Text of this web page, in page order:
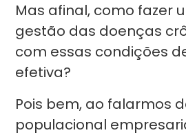
Mas afinal, como fazer
gestão das doenças
com essas condições
efetiva?
Pois bem, ao falarmos
populacional